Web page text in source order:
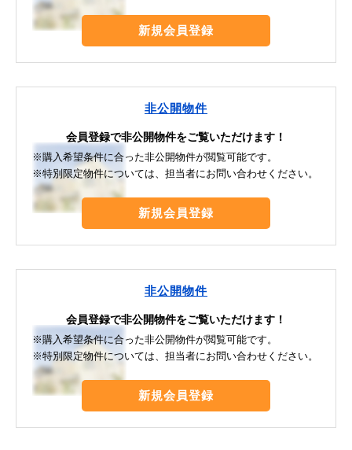
新規会員登録
非公開物件
会員登録で非公開物件をご覧いただけます！
※購入希望条件に合った非公開物件が閲覧可能です。
※特別限定物件については、担当者にお問い合わせください。
新規会員登録
非公開物件
会員登録で非公開物件をご覧いただけます！
※購入希望条件に合った非公開物件が閲覧可能です。
※特別限定物件については、担当者にお問い合わせください。
新規会員登録